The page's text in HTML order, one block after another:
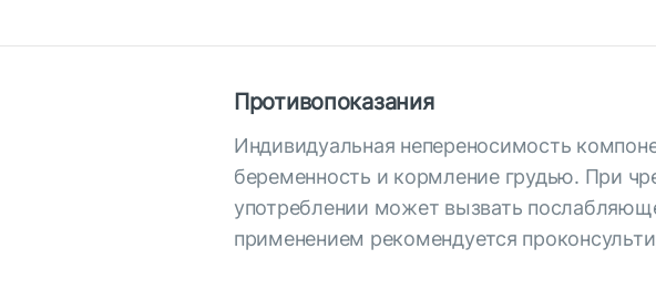
Противопоказания
Индивидуальная непереносимость
беременность и кормление грудью. При
употреблении может вызвать
применением рекомендуется